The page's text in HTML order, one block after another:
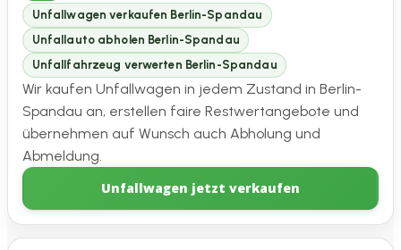
Unfallwagen verkaufen Berlin-Spandau
Unfallauto abholen Berlin-Spandau
Unfallfahrzeug verwerten Berlin-Spandau
Wir kaufen Unfallwagen in jedem Zustand in Berlin-
Spandau an, erstellen faire Restwertangebote und
übernehmen auf Wunsch auch Abholung und
Abmeldung.
Unfallwagen jetzt verkaufen